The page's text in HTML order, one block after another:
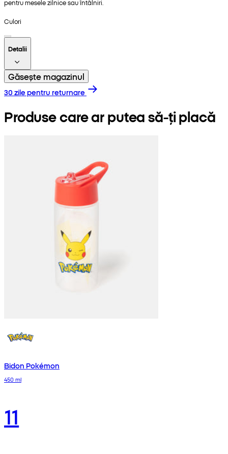
pentru mesele zilnice sau întâlniri.
Culori
Detalii
Găsește magazinul
30 zile pentru returnare
Produse care ar putea să-ți placă
Bidon Pokémon
450 ml
11